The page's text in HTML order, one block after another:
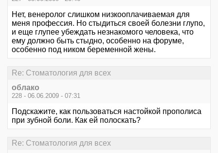
Нет, венеролог слишком низкооплачиваемая для
меня профессия. Но стыдиться своей болезни глупо,
и еще глупее убеждать незнакомого человека, что
ему должно быть стыдно, особенно на форуме,
особенно под ником беременной жены.
Re: Стоматология для всех
облако
228 - 06.06.2009 - 07:31
Подскажите, как пользоваться настойкой прополиса
при зубной боли. Как ей полоскать?
Re: Стоматология для всех